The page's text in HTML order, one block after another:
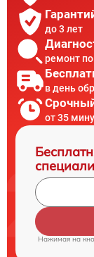
до 3 лет
ремонт
в день
от 35
Нажимая на